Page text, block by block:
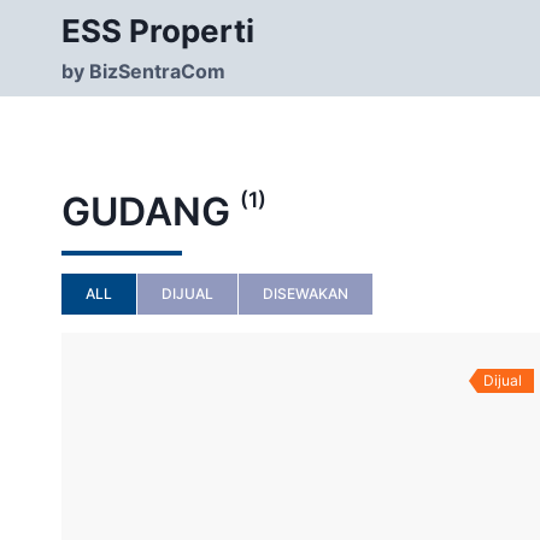
content
ESS Properti
by BizSentraCom
GUDANG (1)
ALL DIJUAL DISEWAKAN
Dijual